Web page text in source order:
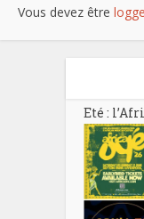
Vous devez être
Eté :